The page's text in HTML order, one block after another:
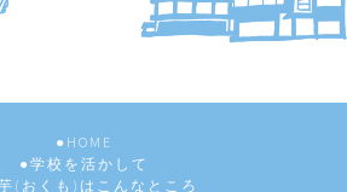
HOME
学校を活かして
(おくも)はこんなところ